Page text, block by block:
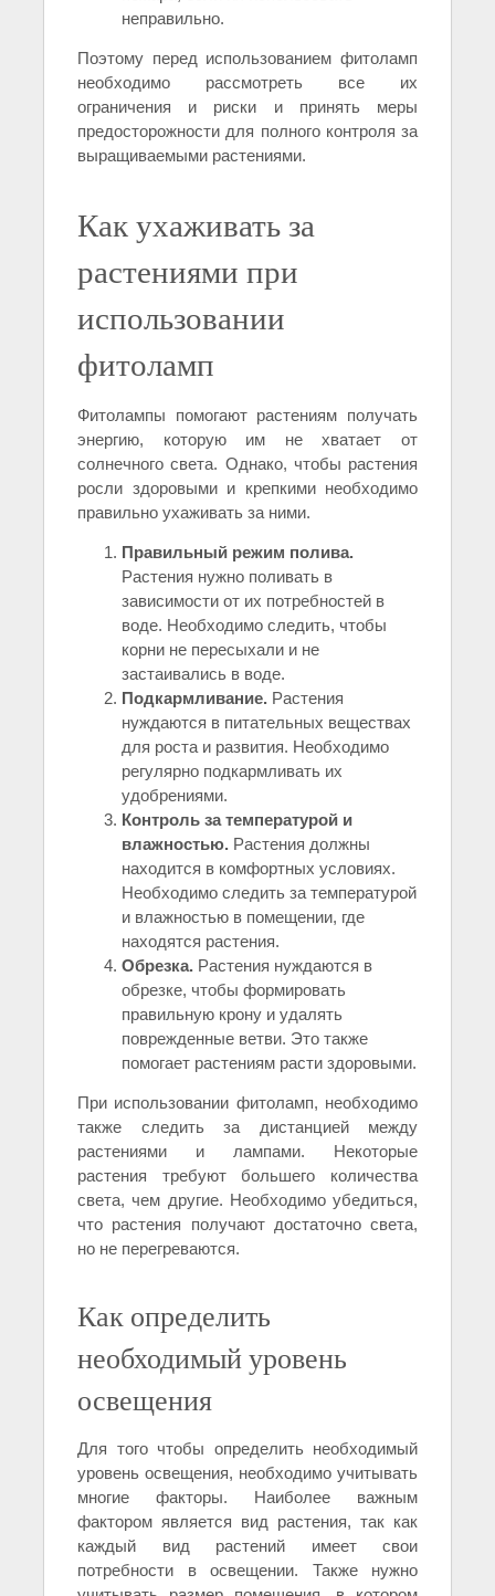
неправильно.
Поэтому перед использованием фитоламп
необходимо рассмотреть все их
ограничения и риски и принять меры
предосторожности для полного контроля за
выращиваемыми растениями.
Как ухаживать за
растениями при
использовании
фитоламп
Фитолампы помогают растениям получать
энергию, которую им не хватает от
солнечного света. Однако, чтобы растения
росли здоровыми и крепкими необходимо
правильно ухаживать за ними.
Правильный режим полива.
Растения нужно поливать в
зависимости от их потребностей в
воде. Необходимо следить, чтобы
корни не пересыхали и не
застаивались в воде.
Подкармливание. Растения
нуждаются в питательных веществах
для роста и развития. Необходимо
регулярно подкармливать их
удобрениями.
Контроль за температурой и
влажностью. Растения должны
находится в комфортных условиях.
Необходимо следить за температурой
и влажностью в помещении, где
находятся растения.
Обрезка. Растения нуждаются в
обрезке, чтобы формировать
правильную крону и удалять
поврежденные ветви. Это также
помогает растениям расти здоровыми.
При использовании фитоламп, необходимо
также следить за дистанцией между
растениями и лампами. Некоторые
растения требуют большего количества
света, чем другие. Необходимо убедиться,
что растения получают достаточно света,
но не перегреваются.
Как определить
необходимый уровень
освещения
Для того чтобы определить необходимый
уровень освещения, необходимо учитывать
многие факторы. Наиболее важным
фактором является вид растения, так как
каждый вид растений имеет свои
потребности в освещении. Также нужно